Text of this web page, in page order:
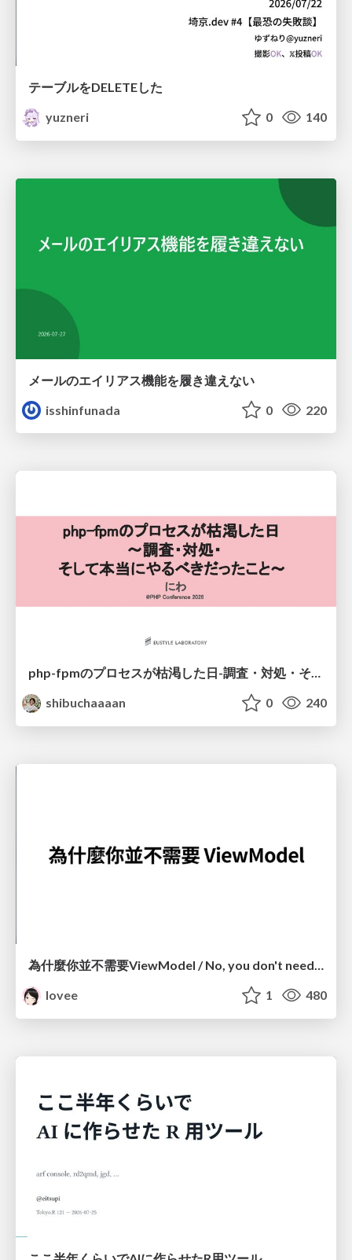
テーブルをDELETEした
yuzneri
0 140
メールのエイリアス機能を履き違えない
isshinfunada
0 220
php-fpmのプロセスが枯渇した日-調査・対処・そして本当にやるべきだったこと-
shibuchaaaan
0 240
為什麼你並不需要ViewModel / No, you don't need a ViewModel
lovee
1 480